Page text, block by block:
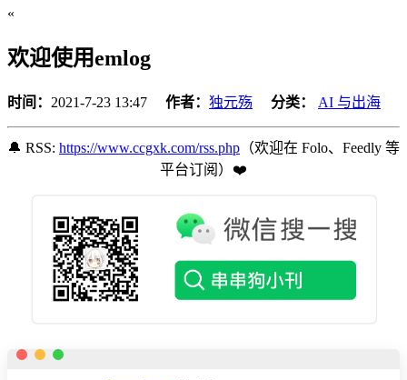
«
欢迎使用emlog
时间： 2021-7-23 13:47 作者： 独元殇 分类： AI 与出海
🔔 RSS: https://www.ccgxk.com/rss.php （欢迎在 Folo、Feedly 等
平台订阅️）❤️